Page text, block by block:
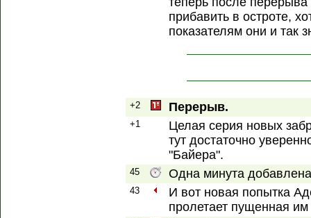
прибавить в остроте,
показателям они и так
+2 Перерыв.
+1
Целая серия новых
тут достаточно
"Байера".
45 Одна минута
43
И вот новая попытка
пролетает пущенная